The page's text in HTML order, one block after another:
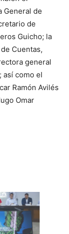
General de
de
Guicho; la
Cuentas,
general
así como el
Ramón Avilés
Omar